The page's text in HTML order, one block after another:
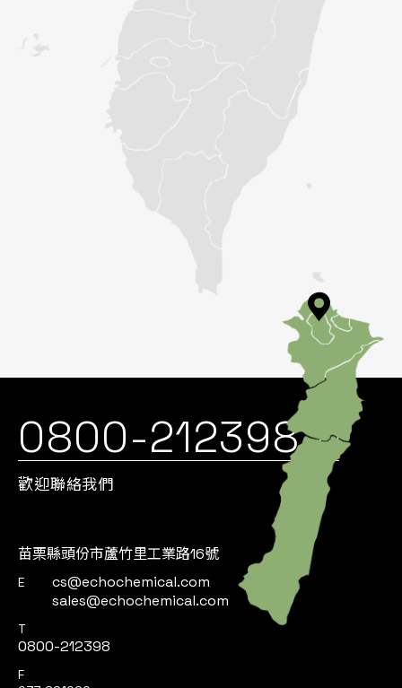
0800-212398
歡迎聯絡我們
苗栗縣頭份市蘆竹里工業路16號
E
cs@echochemical.com
sales@echochemical.com
T
0800-212398
F